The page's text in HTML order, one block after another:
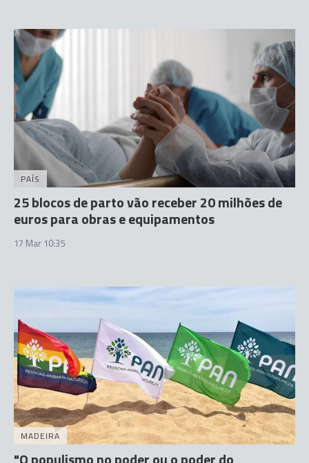
PAÍS
25 blocos de parto vão receber 20 milhões de
euros para obras e equipamentos
17 Mar 10:35
MADEIRA